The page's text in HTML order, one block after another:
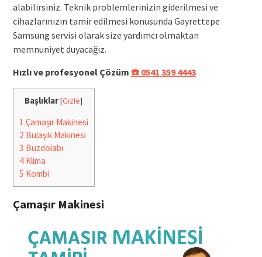
alabilirsiniz. Teknik problemlerinizin giderilmesi ve
cihazlarınızın tamir edilmesi konusunda Gayrettepe
Samsung servisi olarak size yardımcı olmaktan
memnuniyet duyacağız.
Hızlı ve profesyonel Çözüm ☎️ 0541 359 4443
Başlıklar[Gizle]
1 Çamaşır Makinesi
2 Bulaşık Makinesi
3 Buzdolabı
4Klima
5 Kombi
Çamaşır Makinesi